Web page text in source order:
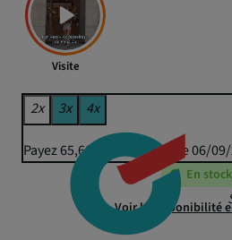
Visite
2x 3x 4x
Payez 65,60 € puis 64,50 € le 06/
En stock
Voir la disponibilité